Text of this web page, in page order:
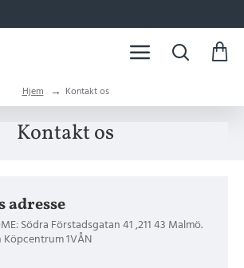
Kontakt os
Hjemh
o
e
Kontakt os
adresse
Södra Förstadsgatan 41 ,211 43 Malmö.
Köpcentrum 1VÅN